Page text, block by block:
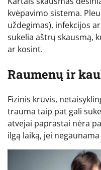
kvėpavimo sistema.
uždegimas), infekcijos
sukelia aštrų skausmą,
ar kosint.
Raumenų ir
Fizinis krūvis,
trauma taip pat gali
atvejai paprastai nėra
ilgą laiką, jei